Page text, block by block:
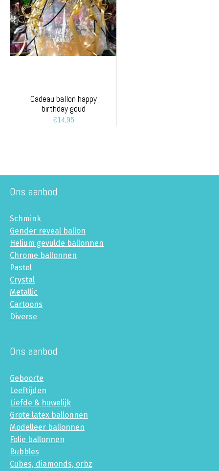
Cadeau ballon happy
birthday goud
€14,95
Ons aanbod
Schmink
Gender reveal ballon
Helium gevulde ballonnen
Chrome ballonnen
Pastel
Crystal
Metallic
Cartoons
Diverse
Ons aanbod
Geboorte
Leeftijden
Liefde & huwelijk
Grote latex ballonnen
Modelleer ballonnen
Folie ballonnen
Bubbles
Cubes, diamonds, orbz